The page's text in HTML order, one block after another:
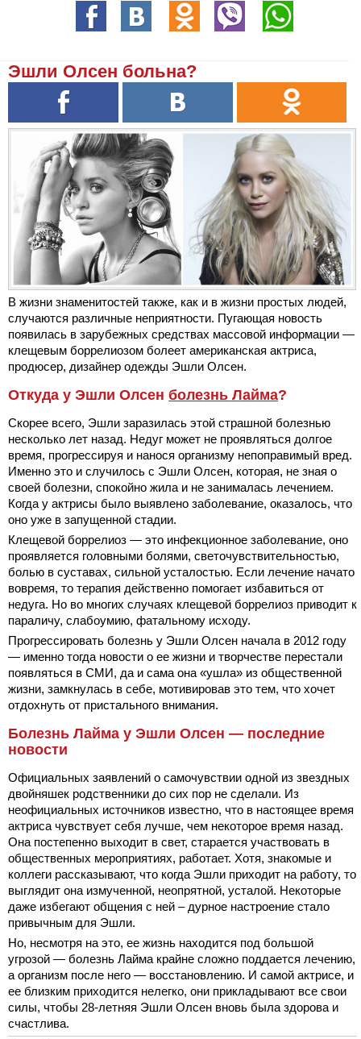
Эшли Олсен больна?
В жизни знаменитостей также, как и в жизни простых людей,
случаются различные неприятности. Пугающая новость
появилась в зарубежных средствах массовой информации —
клещевым боррелиозом болеет американская актриса,
продюсер, дизайнер одежды Эшли Олсен.
Откуда у Эшли Олсен болезнь Лайма?
Скорее всего, Эшли заразилась этой страшной болезнью
несколько лет назад. Недуг может не проявляться долгое
время, прогрессируя и нанося организму непоправимый вред.
Именно это и случилось с Эшли Олсен, которая, не зная о
своей болезни, спокойно жила и не занималась лечением.
Когда у актрисы было выявлено заболевание, оказалось, что
оно уже в запущенной стадии.
Клещевой боррелиоз — это инфекционное заболевание, оно
проявляется головными болями, светочувствительностью,
болью в суставах, сильной усталостью. Если лечение начато
вовремя, то терапия действенно помогает избавиться от
недуга. Но во многих случаях клещевой боррелиоз приводит к
параличу, слабоумию, фатальному исходу.
Прогрессировать болезнь у Эшли Олсен начала в 2012 году
— именно тогда новости о ее жизни и творчестве перестали
появляться в СМИ, да и сама она «ушла» из общественной
жизни, замкнулась в себе, мотивировав это тем, что хочет
отдохнуть от пристального внимания.
Болезнь Лайма у Эшли Олсен — последние
новости
Официальных заявлений о самочувствии одной из звездных
двойняшек родственники до сих пор не сделали. Из
неофициальных источников известно, что в настоящее время
актриса чувствует себя лучше, чем некоторое время назад.
Она постепенно выходит в свет, старается участвовать в
общественных мероприятиях, работает. Хотя, знакомые и
коллеги рассказывают, что когда Эшли приходит на работу, то
выглядит она измученной, неопрятной, усталой. Некоторые
даже избегают общения с ней – дурное настроение стало
привычным для Эшли.
Но, несмотря на это, ее жизнь находится под большой
угрозой — болезнь Лайма крайне сложно поддается лечению,
а организм после него — восстановлению. И самой актрисе, и
ее близким приходится нелегко, они прикладывают все свои
силы, чтобы 28-летняя Эшли Олсен вновь была здорова и
счастлива.